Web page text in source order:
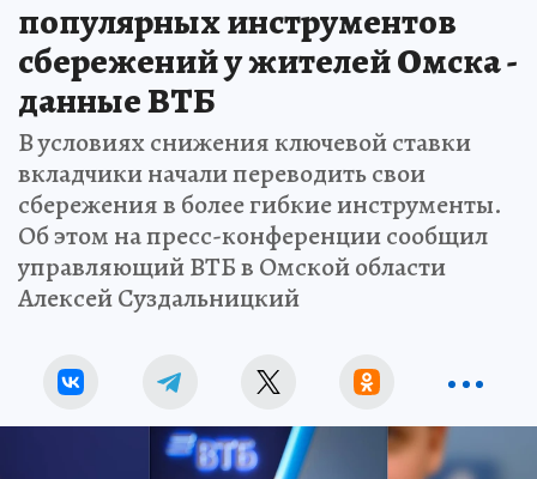
популярных инструментов
сбережений у жителей Омска -
данные ВТБ
В условиях снижения ключевой ставки
вкладчики начали переводить свои
сбережения в более гибкие инструменты.
Об этом на пресс-конференции сообщил
управляющий ВТБ в Омской области
Алексей Суздальницкий